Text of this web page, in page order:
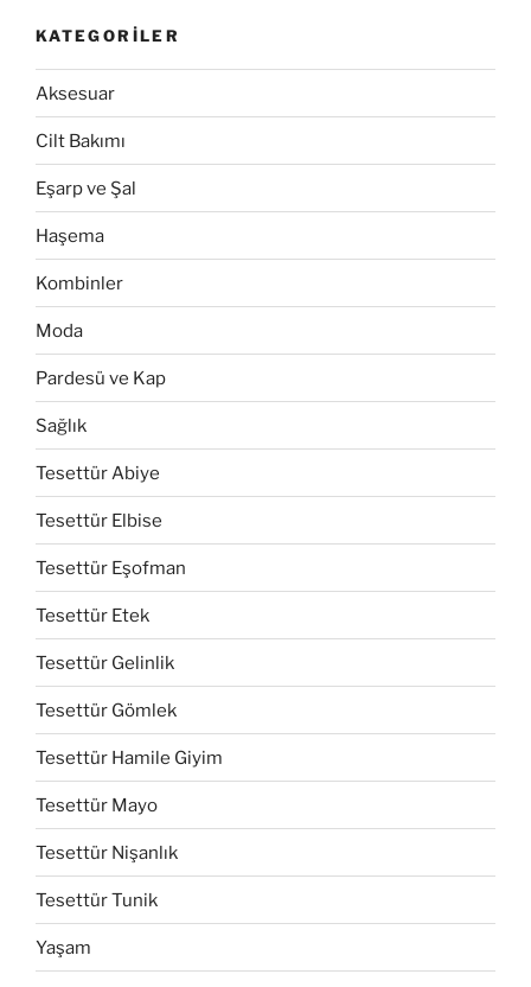
KATEGORILER
Aksesuar
Cilt Bakımı
Eşarp ve Şal
Haşema
Kombinler
Moda
Pardesü ve Kap
Sağlık
Tesettür Abiye
Tesettür Elbise
Tesettür Eşofman
Tesettür Etek
Tesettür Gelinlik
Tesettür Gömlek
Tesettür Hamile Giyim
Tesettür Mayo
Tesettür Nişanlık
Tesettür Tunik
Yaşam